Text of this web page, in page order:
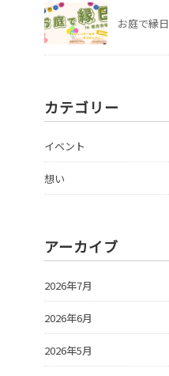
お庭で縁日
カテゴリー
イベント
想い
アーカイブ
2026年7月
2026年6月
2026年5月